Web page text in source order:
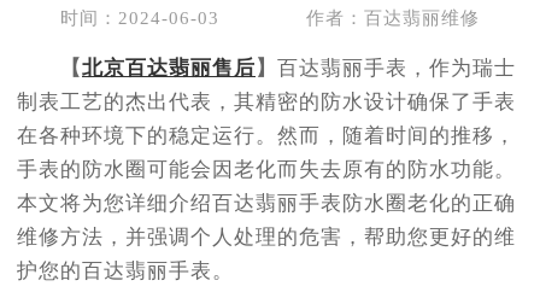
时间：2024-06-03 作者：百达翡丽维修
【北京百达翡丽售后 】
百达翡丽手表，作为瑞士
制表工艺的杰出代表，其精密的防水设计确保了手表
在各种环境下的稳定运行。然而，随着时间的推移，
手表的防水圈可能会因老化而失去原有的防水功能。
本文将为您详细介绍百达翡丽手表防水圈老化的正确
维修方法，并强调个人处理的危害，帮助您更好的维
护您的百达翡丽手表。